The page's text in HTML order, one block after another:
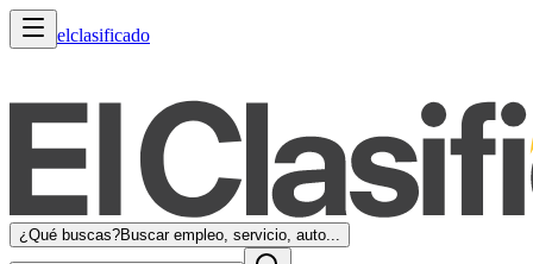
elclasificado
¿Qué buscas?Buscar empleo, servicio, auto...